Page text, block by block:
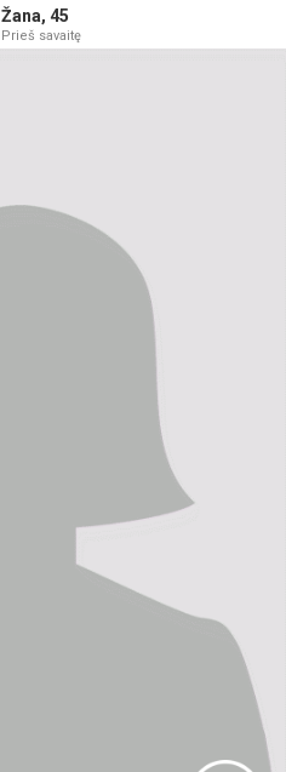
Žana, 45
Prieš savaitę